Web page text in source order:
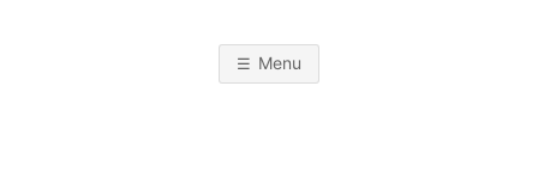
Menu